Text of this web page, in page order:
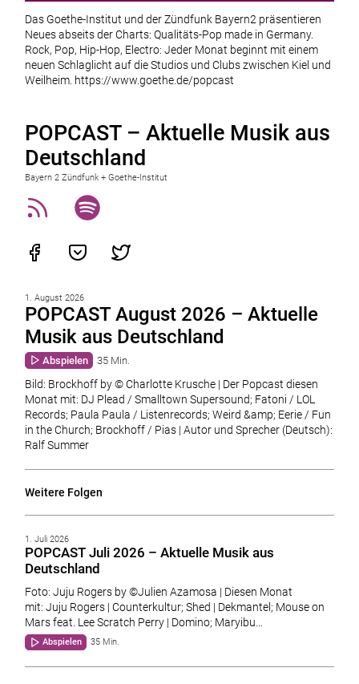
Das Goethe-Institut und der Zündfunk Bayern2 präsentieren
Neues abseits der Charts: Qualitäts-Pop made in Germany.
Rock, Pop, Hip-Hop, Electro: Jeder Monat beginnt mit einem
neuen Schlaglicht auf die Studios und Clubs zwischen Kiel und
Weilheim. https://www.goethe.de/popcast
POPCAST – Aktuelle Musik aus
Deutschland
Bayern 2 Zündfunk + Goethe-Institut
1. August 2026
POPCAST August 2026 – Aktuelle
Musik aus Deutschland
Abspielen 35 Min.
Bild: Brockhoff by © Charlotte Krusche | Der Popcast diesen
Monat mit: DJ Plead / Smalltown Supersound; Fatoni / LOL
Records; Paula Paula / Listenrecords; Weird &amp; Eerie / Fun
in the Church; Brockhoff / Pias | Autor und Sprecher (Deutsch):
Ralf Summer
Weitere Folgen
1. Juli 2026
POPCAST Juli 2026 – Aktuelle Musik aus
Deutschland
Foto: Juju Rogers by ©Julien Azamosa | Diesen Monat
mit: Juju Rogers | Counterkultur; Shed | Dekmantel; Mouse on
Mars feat. Lee Scratch Perry | Domino; Maryibu…
Abspielen 35 Min.